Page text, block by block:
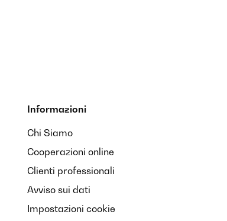
Informazioni
Chi Siamo
Cooperazioni online
Clienti professionali
Avviso sui dati
Impostazioni cookie